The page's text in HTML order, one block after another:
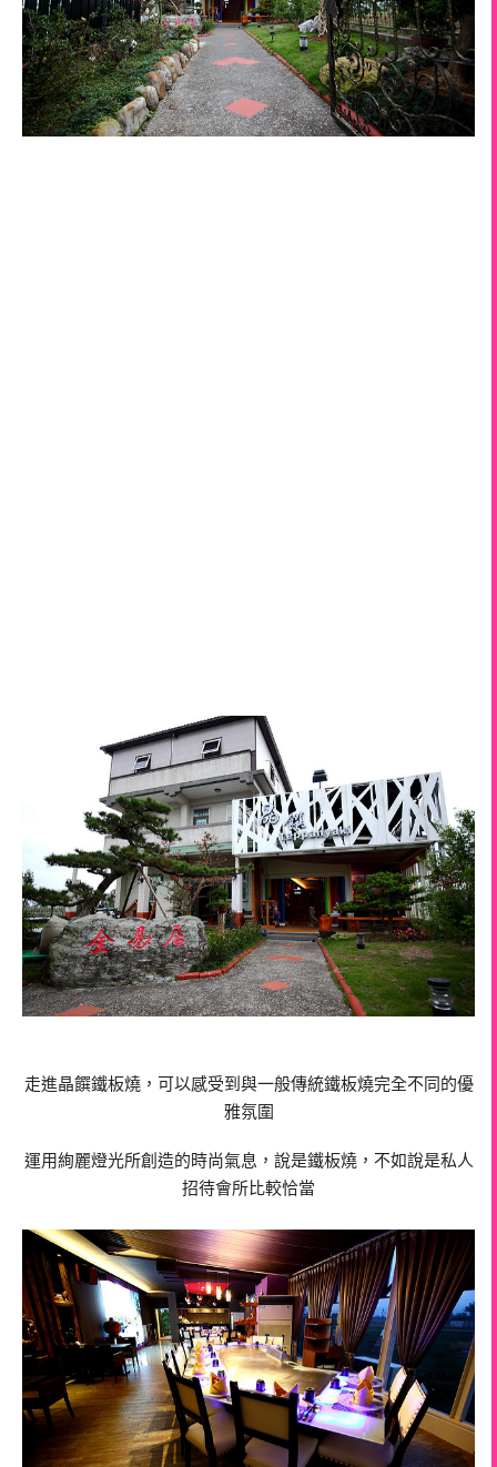
走進晶饌鐵板燒，可以感受到與一般傳統鐵板燒完全不同的優
雅氛圍
運用絢麗燈光所創造的時尚氣息，說是鐵板燒，不如說是私人
招待會所比較恰當